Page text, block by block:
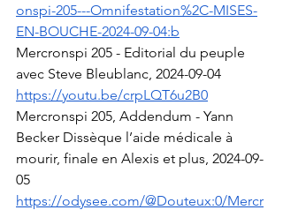
onspi-205---Omnifestation%2C-MISES-
EN-BOUCHE-2024-09-04:b
Mercronspi 205 - Editorial du peuple
avec Steve Bleublanc, 2024-09-04
https://youtu.be/crpLQT6u2B0
Mercronspi 205, Addendum - Yann
Becker Dissèque l’aide médicale à
mourir, finale en Alexis et plus, 2024-09-
05
https://odysee.com/@Douteux:0/Mercr